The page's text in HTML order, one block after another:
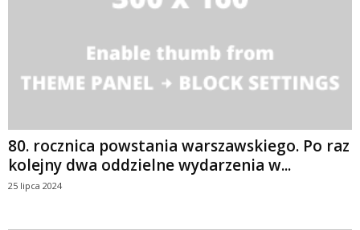
80. rocznica powstania warszawskiego. Po raz
kolejny dwa oddzielne wydarzenia w...
25 lipca 2024